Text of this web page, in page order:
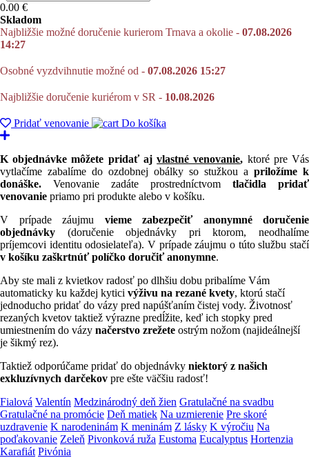
0.00 €
Skladom
Najbližšie možné doručenie kurierom Trnava a okolie - 07.08.2026
14:27
Osobné vyzdvihnutie možné od - 07.08.2026 15:27
Najbližšie doručenie kuriérom v SR - 10.08.2026
Pridať venovanie Do košíka
K objednávke môžete pridať ajvlastné venovanie, ktoré pre Vás
vytlačíme zabalíme do ozdobnej obálky so stužkou a priložíme k
donáške. Venovanie zadáte prostredníctvom tlačidla pridať
venovanie priamo pri produkte alebo v košíku.
V prípade záujmu vieme zabezpečiť anonymné doručenie
objednávky (doručenie objednávky pri ktorom, neodhalíme
príjemcovi identitu odosielateľa). V prípade záujmu o túto službu stačí
v košíku zaškrtnúť políčko doručiť anonymne.
Aby ste mali z kvietkov radosť po dlhšiu dobu pribalíme Vám
automaticky ku každej kytici výživu na rezané kvety, ktorú stačí
jednoducho pridať do vázy pred napúšťaním čistej vody. Životnosť
rezaných kvetov taktiež výrazne predĺžite, keď ich stopky pred
umiestnením do vázy načerstvo zrežete ostrým nožom (najideálnejší
je šikmý rez).
Taktiež odporúčame pridať do objednávky niektorý z našich
exkluzívnych darčekov pre ešte väčšiu radosť!
Fialová Valentín Medzinárodný deň žien Gratulačné na svadbu
Gratulačné na promócie Deň matiek Na uzmierenie Pre skoré
uzdravenie K narodeninám K meninám Z lásky K výročiu Na
poďakovanie Zeleň Pivonková ruža Eustoma Eucalyptus Hortenzia
Karafiát Pivónia